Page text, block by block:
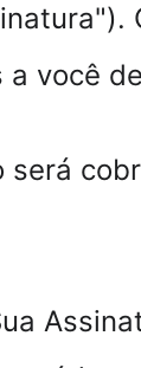
você
será